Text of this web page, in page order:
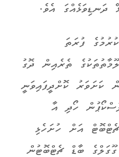
އެވެ.
ފުރަތަ
ތެރެއިން ދޮގު
ކަށަވަރު ކޮށްދީފައިވަނީ
ހޯދި އާ
އަށް ހުށަހެޅި
ބާޑް ޗެޓްބޮޓުން